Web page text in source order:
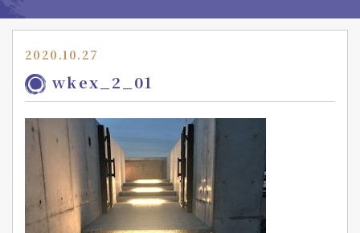
2020.10.27
wkex_2_01